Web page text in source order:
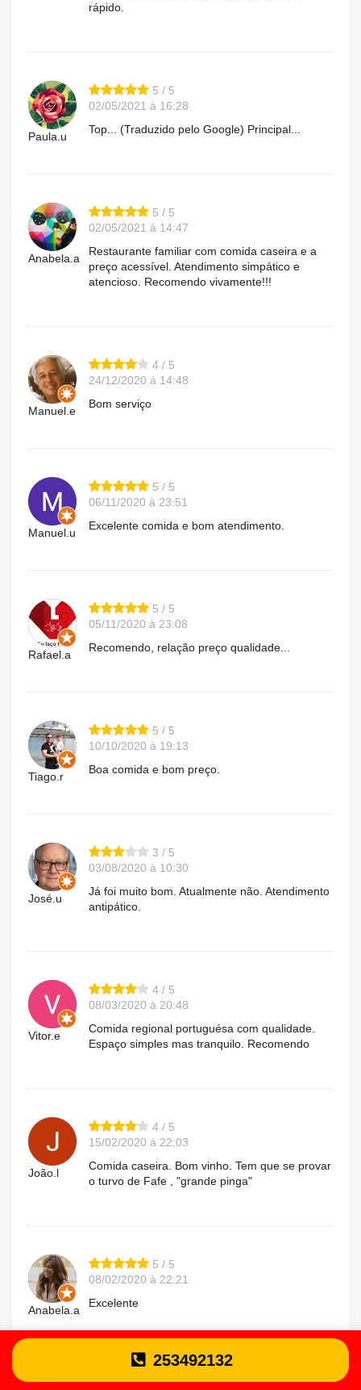
rápido.
Paula.u
5 / 5
02/05/2021 à 16:28
Top... (Traduzido pelo Google) Principal...
Anabela.a
5 / 5
02/05/2021 à 14:47
Restaurante familiar com comida caseira e a
preço acessível. Atendimento simpático e
atencioso. Recomendo vivamente!!!
Manuel.e
4 / 5
24/12/2020 à 14:48
Bom serviço
Manuel.u
5 / 5
06/11/2020 à 23:51
Excelente comida e bom atendimento.
Rafael.a
5 / 5
05/11/2020 à 23:08
Recomendo, relação preço qualidade...
Tiago.r
5 / 5
10/10/2020 à 19:13
Boa comida e bom preço.
José.u
3 / 5
03/08/2020 à 10:30
Já foi muito bom. Atualmente não. Atendimento
antipático.
Vitor.e
4 / 5
08/03/2020 à 20:48
Comida regional portuguésa com qualidade.
Espaço simples mas tranquilo. Recomendo
João.l
4 / 5
15/02/2020 à 22:03
Comida caseira. Bom vinho. Tem que se provar
o turvo de Fafe , "grande pinga"
Anabela.a
5 / 5
08/02/2020 à 22:21
Excelente
4 / 5
253492132